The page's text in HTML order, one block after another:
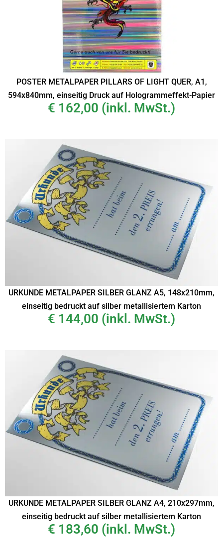
POSTER METALPAPER PILLARS OF LIGHT QUER, A1,
594x840mm, einseitig Druck auf Hologrammeffekt-Papier
€ 162,00 (inkl. MwSt.)
URKUNDE METALPAPER SILBER GLANZ A5, 148x210mm,
einseitig bedruckt auf silber metallisiertem Karton
€ 144,00 (inkl. MwSt.)
URKUNDE METALPAPER SILBER GLANZ A4, 210x297mm,
einseitig bedruckt auf silber metallisiertem Karton
€ 183,60 (inkl. MwSt.)